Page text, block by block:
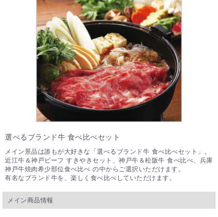
選べるブランド牛 食べ比べセット
メイン景品は誰もが大好きな「選べるブランド牛 食べ比べセット」。
近江牛＆神戸ビーフ すきやきセット、神戸牛＆松阪牛 食べ比べ、兵庫
神戸牛焼肉希少部位食べ比べ の中からご選択いただけます。
有名なブランド牛を、楽しく食べ比べしていただけます。
メイン商品情報